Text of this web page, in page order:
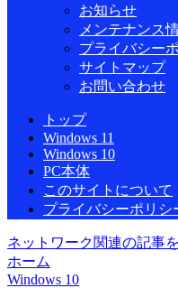
お知らせ
メンテナンス
プライバシー
サイトマップ
お問い合わせ
トップ
Windows 11
Windows 10
PC本体
このサイトについて
プライバシーポリシ
ネットワーク関連の記事
ホーム
Windows 10